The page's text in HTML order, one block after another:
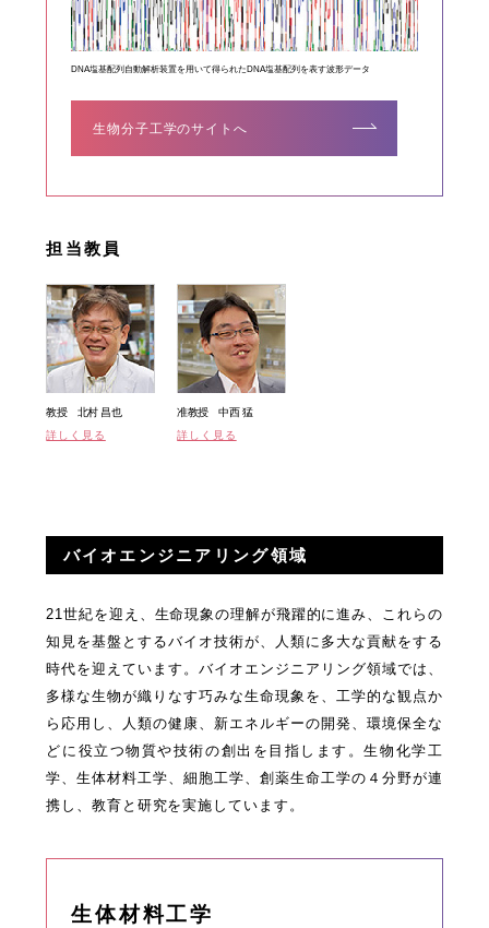
DNA塩基配列自動解析装置を用いて得られたDNA塩基配列を表す波形データ
生物分子工学のサイトへ
担当教員
教授 北村 昌也
詳しく見る
准教授 中西 猛
詳しく見る
バイオエンジニアリング領域
21世紀を迎え、生命現象の理解が飛躍的に進み、これらの
知見を基盤とするバイオ技術が、人類に多大な貢献をする
時代を迎えています。バイオエンジニアリング領域では、
多様な生物が織りなす巧みな生命現象を、工学的な観点か
ら応用し、人類の健康、新エネルギーの開発、環境保全な
どに役立つ物質や技術の創出を目指します。生物化学工
学、生体材料工学、細胞工学、創薬生命工学の４分野が連
携し、教育と研究を実施しています。
生体材料工学